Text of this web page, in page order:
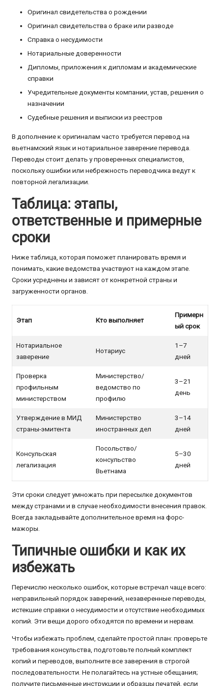
Оригинал свидетельства о рождении
Оригинал свидетельства о браке или разводе
Справка о несудимости
Нотариальные доверенности
Дипломы, приложения к дипломам и академические
справки
Учредительные документы компании, устав, решения о
назначении
Судебные решения и выписки из реестров
В дополнение к оригиналам часто требуется перевод на
вьетнамский язык и нотариальное заверение перевода.
Переводы стоит делать у проверенных специалистов,
поскольку ошибки или небрежность переводчика ведут к
повторной легализации.
Таблица: этапы,
ответственные и примерные
сроки
Ниже таблица, которая поможет планировать время и
понимать, какие ведомства участвуют на каждом этапе.
Сроки усреднены и зависят от конкретной страны и
загруженности органов.
Этап Кто выполняет
Примерн
ый срок
Нотариальное
заверение
Нотариус
1–7
дней
Проверка
профильным
министерством
Министерство/
ведомство по
профилю
3–21
день
Утверждение в МИД
страны-эмитента
Министерство
иностранных дел
3–14
дней
Консульская
легализация
Посольство/
консульство
Вьетнама
5–30
дней
Эти сроки следует умножать при пересылке документов
между странами и в случае необходимости внесения правок.
Всегда закладывайте дополнительное время на форс-
мажоры.
Типичные ошибки и как их
избежать
Перечислю несколько ошибок, которые встречал чаще всего:
неправильный порядок заверений, незаверенные переводы,
истекшие справки о несудимости и отсутствие необходимых
копий. Эти вещи дорого обходятся по времени и нервам.
Чтобы избежать проблем, сделайте простой план: проверьте
требования консульства, подготовьте полный комплект
копий и переводов, выполните все заверения в строгой
последовательности. Не полагайтесь на устные обещания;
получите письменные инструкции и образцы печатей, если